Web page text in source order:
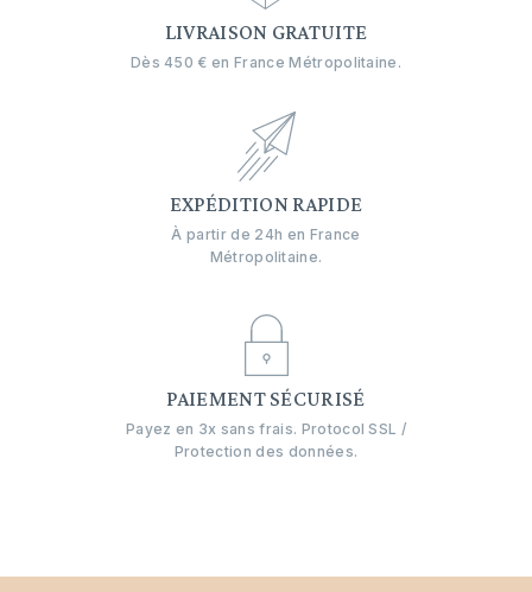
LIVRAISON GRATUITE
Dès 450 € en France Métropolitaine.
EXPÉDITION RAPIDE
À partir de 24h en France
Métropolitaine.
PAIEMENT SÉCURISÉ
Payez en 3x sans frais. Protocol SSL /
Protection des données.